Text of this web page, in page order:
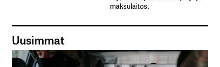
maksulaitos.
Uusimmat